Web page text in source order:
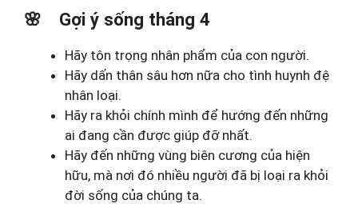
🌸 Gợi ý sống tháng 4
Hãy tôn trọng nhân phẩm của con người.
Hãy dấn thân sâu hơn nữa cho tình huynh đệ
nhân loại.
Hãy ra khỏi chính mình để hướng đến những
ai đang cần được giúp đỡ nhất.
Hãy đến những vùng biên cương của hiện
hữu, mà nơi đó nhiều người đã bị loại ra khỏi
đời sống của chúng ta.